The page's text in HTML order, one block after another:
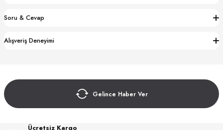
Soru & Cevap
Alışveriş Deneyimi
Gelince Haber Ver
Ücretsiz Kargo